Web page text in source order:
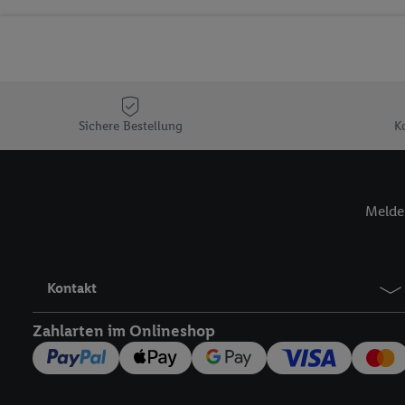
Sichere Bestellung
Kontakt
Zahlarten im Onlineshop
Sofern Sie hier Ihre
Plus-Konto einloggen,
zu erstellen (die
können, um Sie in
Hierzu wird von uns
Zudem erlauben Sie
den Lidl-Diensten
Wenn das der Fall ist,
Kundenkonto-
Insbesondere können
Nutzung der Utiq-
widerrufen - jederzeit
Telekommunikations-